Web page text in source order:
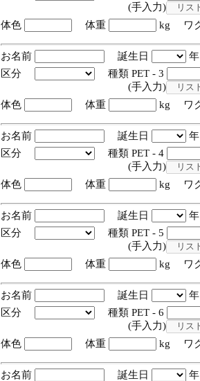
(手入力)
体色
体重 kg ワ
お名前 誕生日
区分
種類 PET - 3
(手入力)
体色
体重 kg ワ
お名前 誕生日
区分
種類 PET - 4
(手入力)
体色
体重 kg ワ
お名前 誕生日
区分
種類 PET - 5
(手入力)
体色
体重 kg ワ
お名前 誕生日
区分
種類 PET - 6
(手入力)
体色
体重 kg ワ
お名前 誕生日